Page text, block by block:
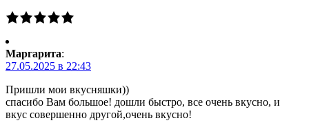
Маргарита:
27.05.2025 в 22:43
Пришли мои вкусняшки))
спасибо Вам большое! дошли быстро, все очень вкусно, и
вкус совершенно другой,очень вкусно!